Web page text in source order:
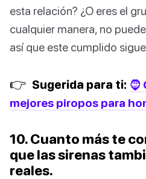
esta relación? ¿O eres el
cualquier manera, no
así que este cumplido
👉 Sugerida para ti: 🧔
mejores piropos para
10. Cuanto más te
que las sirenas
reales.